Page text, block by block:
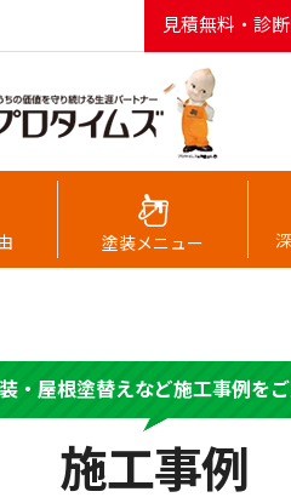
見積無料・診
塗装メニュー
施工事例
・屋根塗替えなど施工事例を